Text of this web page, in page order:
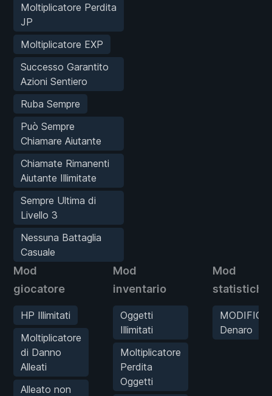
Moltiplicatore Perdita
JP
Moltiplicatore EXP
Successo Garantito
Azioni Sentiero
Ruba Sempre
Può Sempre
Chiamare Aiutante
Chiamate Rimanenti
Aiutante Illimitate
Sempre Ultima di
Livello 3
Nessuna Battaglia
Casuale
Mod
giocatore
HP Illimitati
Moltiplicatore
di Danno
Alleati
Alleato non
Mod
inventario
Oggetti
Illimitati
Moltiplicatore
Perdita
Oggetti
Mod
statistiche
MODIFICA
Denaro